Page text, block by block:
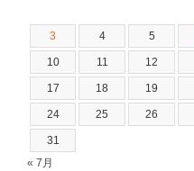
3 4 5
10 11 12
17 18 19
24 25 26
31
« 7月